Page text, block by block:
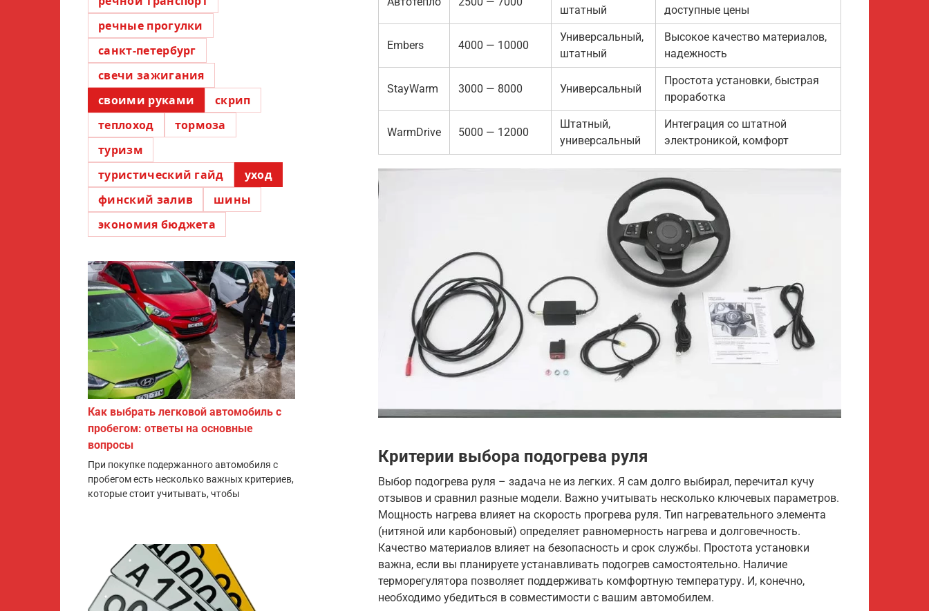
штатный
доступные цены
Embers 4000 — 10000
Универсальный,
штатный
Высокое качество материалов,
надежность
StayWarm 3000 — 8000 Универсальный
Простота установки, быстрая
проработка
WarmDrive 5000 — 12000
Штатный,
универсальный
Интеграция со штатной
электроникой, комфорт
Критерии выбора подогрева руля
Выбор подогрева руля – задача не из легких. Я сам долго выбирал, перечитал кучу
отзывов и сравнил разные модели. Важно учитывать несколько ключевых параметров.
Мощность нагрева влияет на скорость прогрева руля. Тип нагревательного элемента
(нитяной или карбоновый) определяет равномерность нагрева и долговечность.
Качество материалов влияет на безопасность и срок службы. Простота установки
важна, если вы планируете устанавливать подогрев самостоятельно. Наличие
терморегулятора позволяет поддерживать комфортную температуру. И, конечно,
необходимо убедиться в совместимости с вашим автомобилем.
речные прогулки
санкт-петербург
свечи зажигания
своими руками
скрип
теплоход
тормоза
туризм
туристический гайд
уход
финский залив
шины
экономия бюджета
Как выбрать легковой автомобиль с
пробегом: ответы на основные
вопросы
При покупке подержанного автомобиля с
пробегом есть несколько важных критериев,
которые стоит учитывать, чтобы